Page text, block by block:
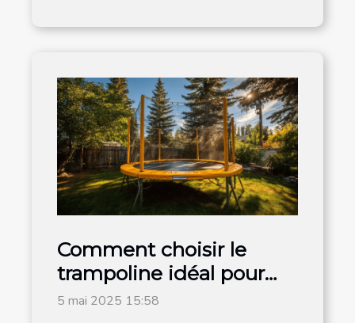
Comment choisir le
trampoline idéal pour
votre jardin
5 mai 2025 15:58